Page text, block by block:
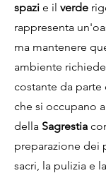
spazi e il verde
rappresenta
ma mantenere
ambiente
costante da
che si occupano
della Sagrestia
preparazione dei
sacri, la pulizia e